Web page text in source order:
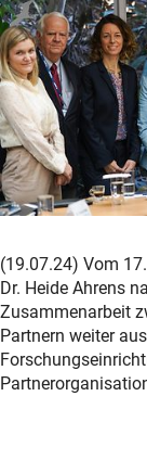
(19.07.24) Vom
Dr. Heide Ahrens
Zusammenarbeit
Partnern weiter